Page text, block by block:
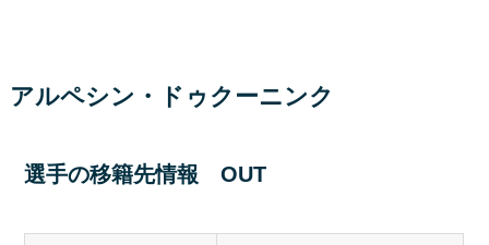
アルペシン・ドゥクーニンク
選手の移籍先情報 OUT